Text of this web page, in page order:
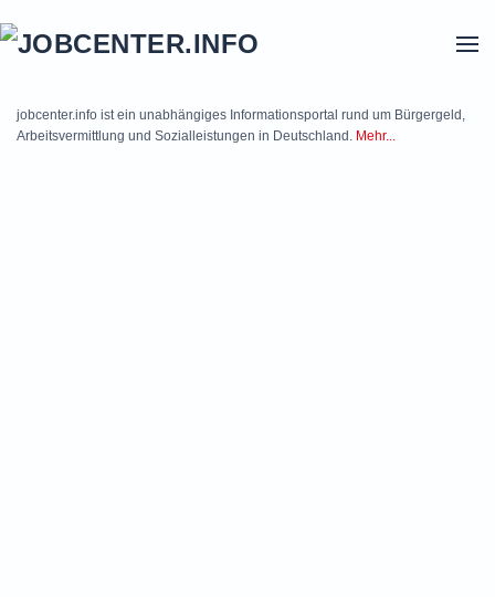
jobcenter.info ist ein unabhängiges Informationsportal rund um Bürgergeld,
Arbeitsvermittlung und Sozialleistungen in Deutschland. Mehr...